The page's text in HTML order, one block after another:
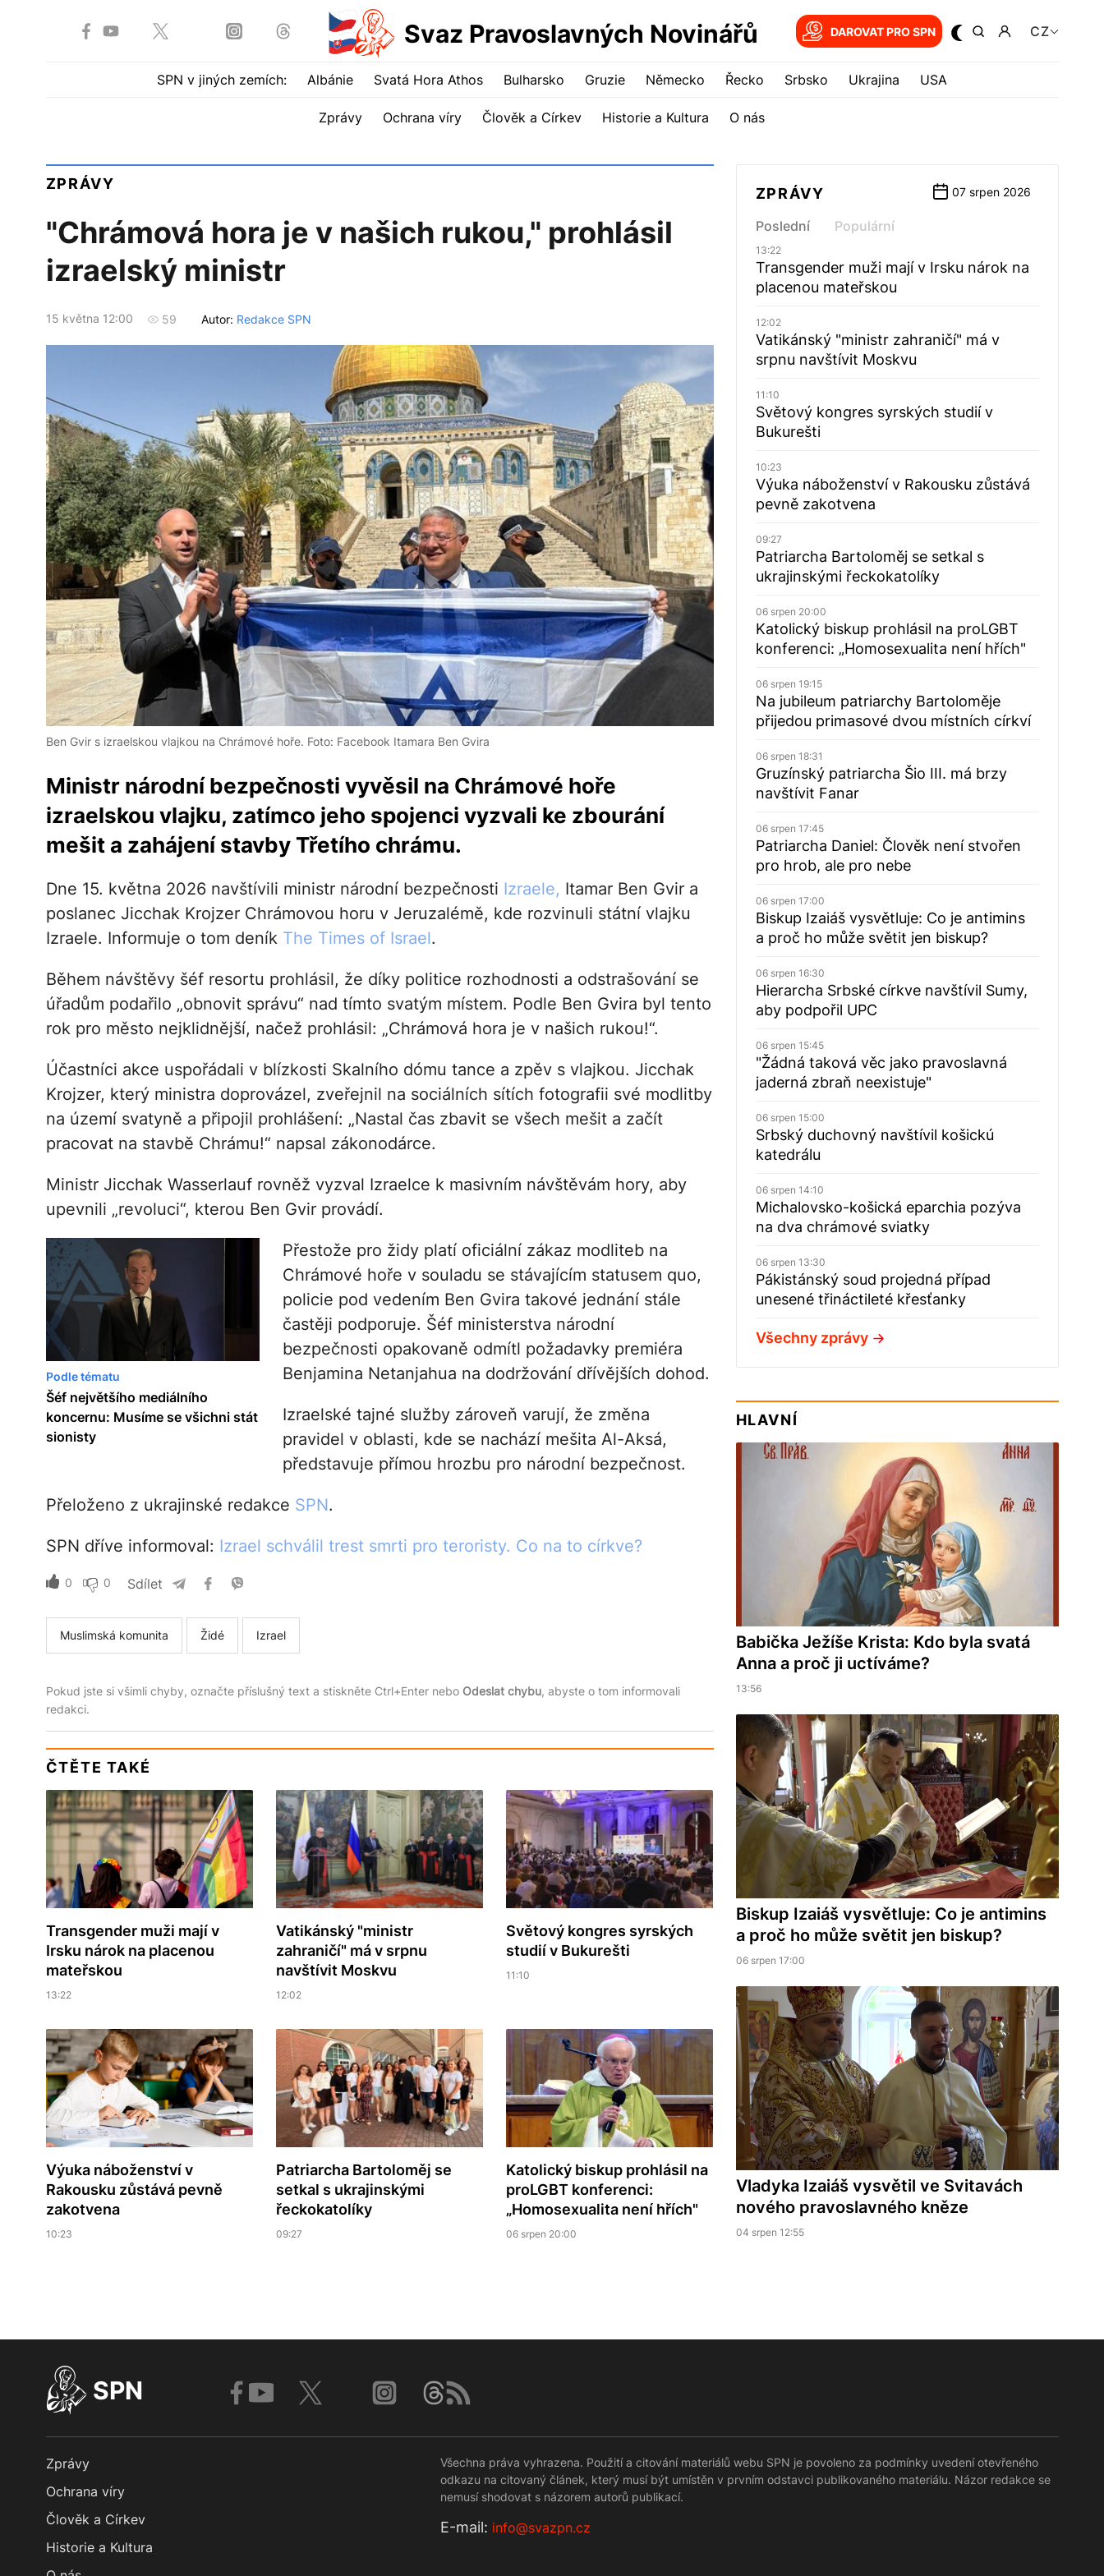
Svaz Pravoslavných Novinářů DAROVAT PRO SPN CZ
SPN v jiných zemích: Albánie Svatá Hora Athos Bulharsko Gruzie Německo Řecko Srbsko Ukrajina USA
Zprávy Ochrana víry Člověk a Církev Historie a Kultura O nás
ZPRÁVY
"Chrámová hora je v našich rukou," prohlásil
izraelský ministr
15 května 12:00 59 Autor: Redakce SPN
Ben Gvir s izraelskou vlajkou na Chrámové hoře. Foto: Facebook Itamara Ben Gvira
Ministr národní bezpečnosti vyvěsil na Chrámové hoře
izraelskou vlajku, zatímco jeho spojenci vyzvali ke zbourání
mešit a zahájení stavby Třetího chrámu.
Dne 15. května 2026 navštívili ministr národní bezpečnosti Izraele, Itamar Ben Gvir a
poslanec Jicchak Krojzer Chrámovou horu v Jeruzalémě, kde rozvinuli státní vlajku
Izraele. Informuje o tom deník The Times of Israel.
Během návštěvy šéf resortu prohlásil, že díky politice rozhodnosti a odstrašování se
úřadům podařilo „obnovit správu“ nad tímto svatým místem. Podle Ben Gvira byl tento
rok pro město nejklidnější, načež prohlásil: „Chrámová hora je v našich rukou!“.
Účastníci akce uspořádali v blízkosti Skalního dómu tance a zpěv s vlajkou. Jicchak
Krojzer, který ministra doprovázel, zveřejnil na sociálních sítích fotografii své modlitby
na území svatyně a připojil prohlášení: „Nastal čas zbavit se všech mešit a začít
pracovat na stavbě Chrámu!“ napsal zákonodárce.
Ministr Jicchak Wasserlauf rovněž vyzval Izraelce k masivním návštěvám hory, aby
upevnili „revoluci“, kterou Ben Gvir provádí.
Podle tématu
Šéf největšího mediálního
koncernu: Musíme se všichni stát
sionisty
Přestože pro židy platí oficiální zákaz modliteb na
Chrámové hoře v souladu se stávajícím statusem quo,
policie pod vedením Ben Gvira takové jednání stále
častěji podporuje. Šéf ministerstva národní
bezpečnosti opakovaně odmítl požadavky premiéra
Benjamina Netanjahua na dodržování dřívějších dohod.
Izraelské tajné služby zároveň varují, že změna
pravidel v oblasti, kde se nachází mešita Al-Aksá,
představuje přímou hrozbu pro národní bezpečnost.
Přeloženo z ukrajinské redakce SPN.
SPN dříve informoval: Izrael schválil trest smrti pro teroristy. Co na to církve?
0 0 Sdílet
Muslimská komunita Židé Izrael
Pokud jste si všimli chyby, označte příslušný text a stiskněte Ctrl+Enter nebo Odeslat chybu, abyste o tom informovali
redakci.
ČTĚTE TAKÉ
Transgender muži mají v
Irsku nárok na placenou
mateřskou
13:22
Vatikánský "ministr
zahraničí" má v srpnu
navštívit Moskvu
12:02
Světový kongres syrských
studií v Bukurešti
11:10
Výuka náboženství v
Rakousku zůstává pevně
zakotvena
10:23
Patriarcha Bartoloměj se
setkal s ukrajinskými
řeckokatolíky
09:27
Katolický biskup prohlásil na
proLGBT konferenci:
„Homosexualita není hřích"
06 srpen 20:00
ZPRÁVY 07 srpen 2026
Poslední Populární
13:22
Transgender muži mají v Irsku nárok na
placenou mateřskou
12:02
Vatikánský "ministr zahraničí" má v
srpnu navštívit Moskvu
11:10
Světový kongres syrských studií v
Bukurešti
10:23
Výuka náboženství v Rakousku zůstává
pevně zakotvena
09:27
Patriarcha Bartoloměj se setkal s
ukrajinskými řeckokatolíky
06 srpen 20:00
Katolický biskup prohlásil na proLGBT
konferenci: „Homosexualita není hřích"
06 srpen 19:15
Na jubileum patriarchy Bartoloměje
přijedou primasové dvou místních církví
06 srpen 18:31
Gruzínský patriarcha Šio III. má brzy
navštívit Fanar
06 srpen 17:45
Patriarcha Daniel: Člověk není stvořen
pro hrob, ale pro nebe
06 srpen 17:00
Biskup Izaiáš vysvětluje: Co je antimins
a proč ho může světit jen biskup?
06 srpen 16:30
Hierarcha Srbské církve navštívil Sumy,
aby podpořil UPC
06 srpen 15:45
"Žádná taková věc jako pravoslavná
jaderná zbraň neexistuje"
06 srpen 15:00
Srbský duchovný navštívil košickú
katedrálu
06 srpen 14:10
Michalovsko-košická eparchia pozýva
na dva chrámové sviatky
06 srpen 13:30
Pákistánský soud projedná případ
unesené třináctileté křesťanky
Všechny zprávy
HLAVNÍ
Babička Ježíše Krista: Kdo byla svatá
Anna a proč ji uctíváme?
13:56
Biskup Izaiáš vysvětluje: Co je antimins
a proč ho může světit jen biskup?
06 srpen 17:00
Vladyka Izaiáš vysvětil ve Svitavách
nového pravoslavného kněze
04 srpen 12:55
SPN
Zprávy
Ochrana víry
Člověk a Církev
Historie a Kultura
Všechna práva vyhrazena. Použití a citování materiálů webu SPN je povoleno za podmínky uvedení otevřeného
odkazu na citovaný článek, který musí být umístěn v prvním odstavci publikovaného materiálu. Názor redakce se
nemusí shodovat s názorem autorů publikací.
Е-mail: info@svazpn.cz